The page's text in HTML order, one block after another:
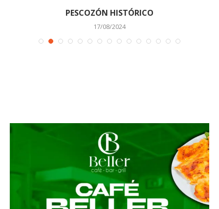
PESCOZÓN HISTÓRICO
17/08/2024